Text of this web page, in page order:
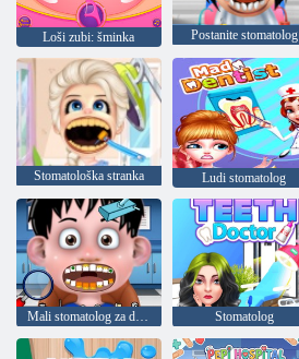
Loši zubi: šminka Postanite stomatolog
Stomatološka stranka Ludi stomatolog
Mali stomatolog za djecu 2 Stomatolog